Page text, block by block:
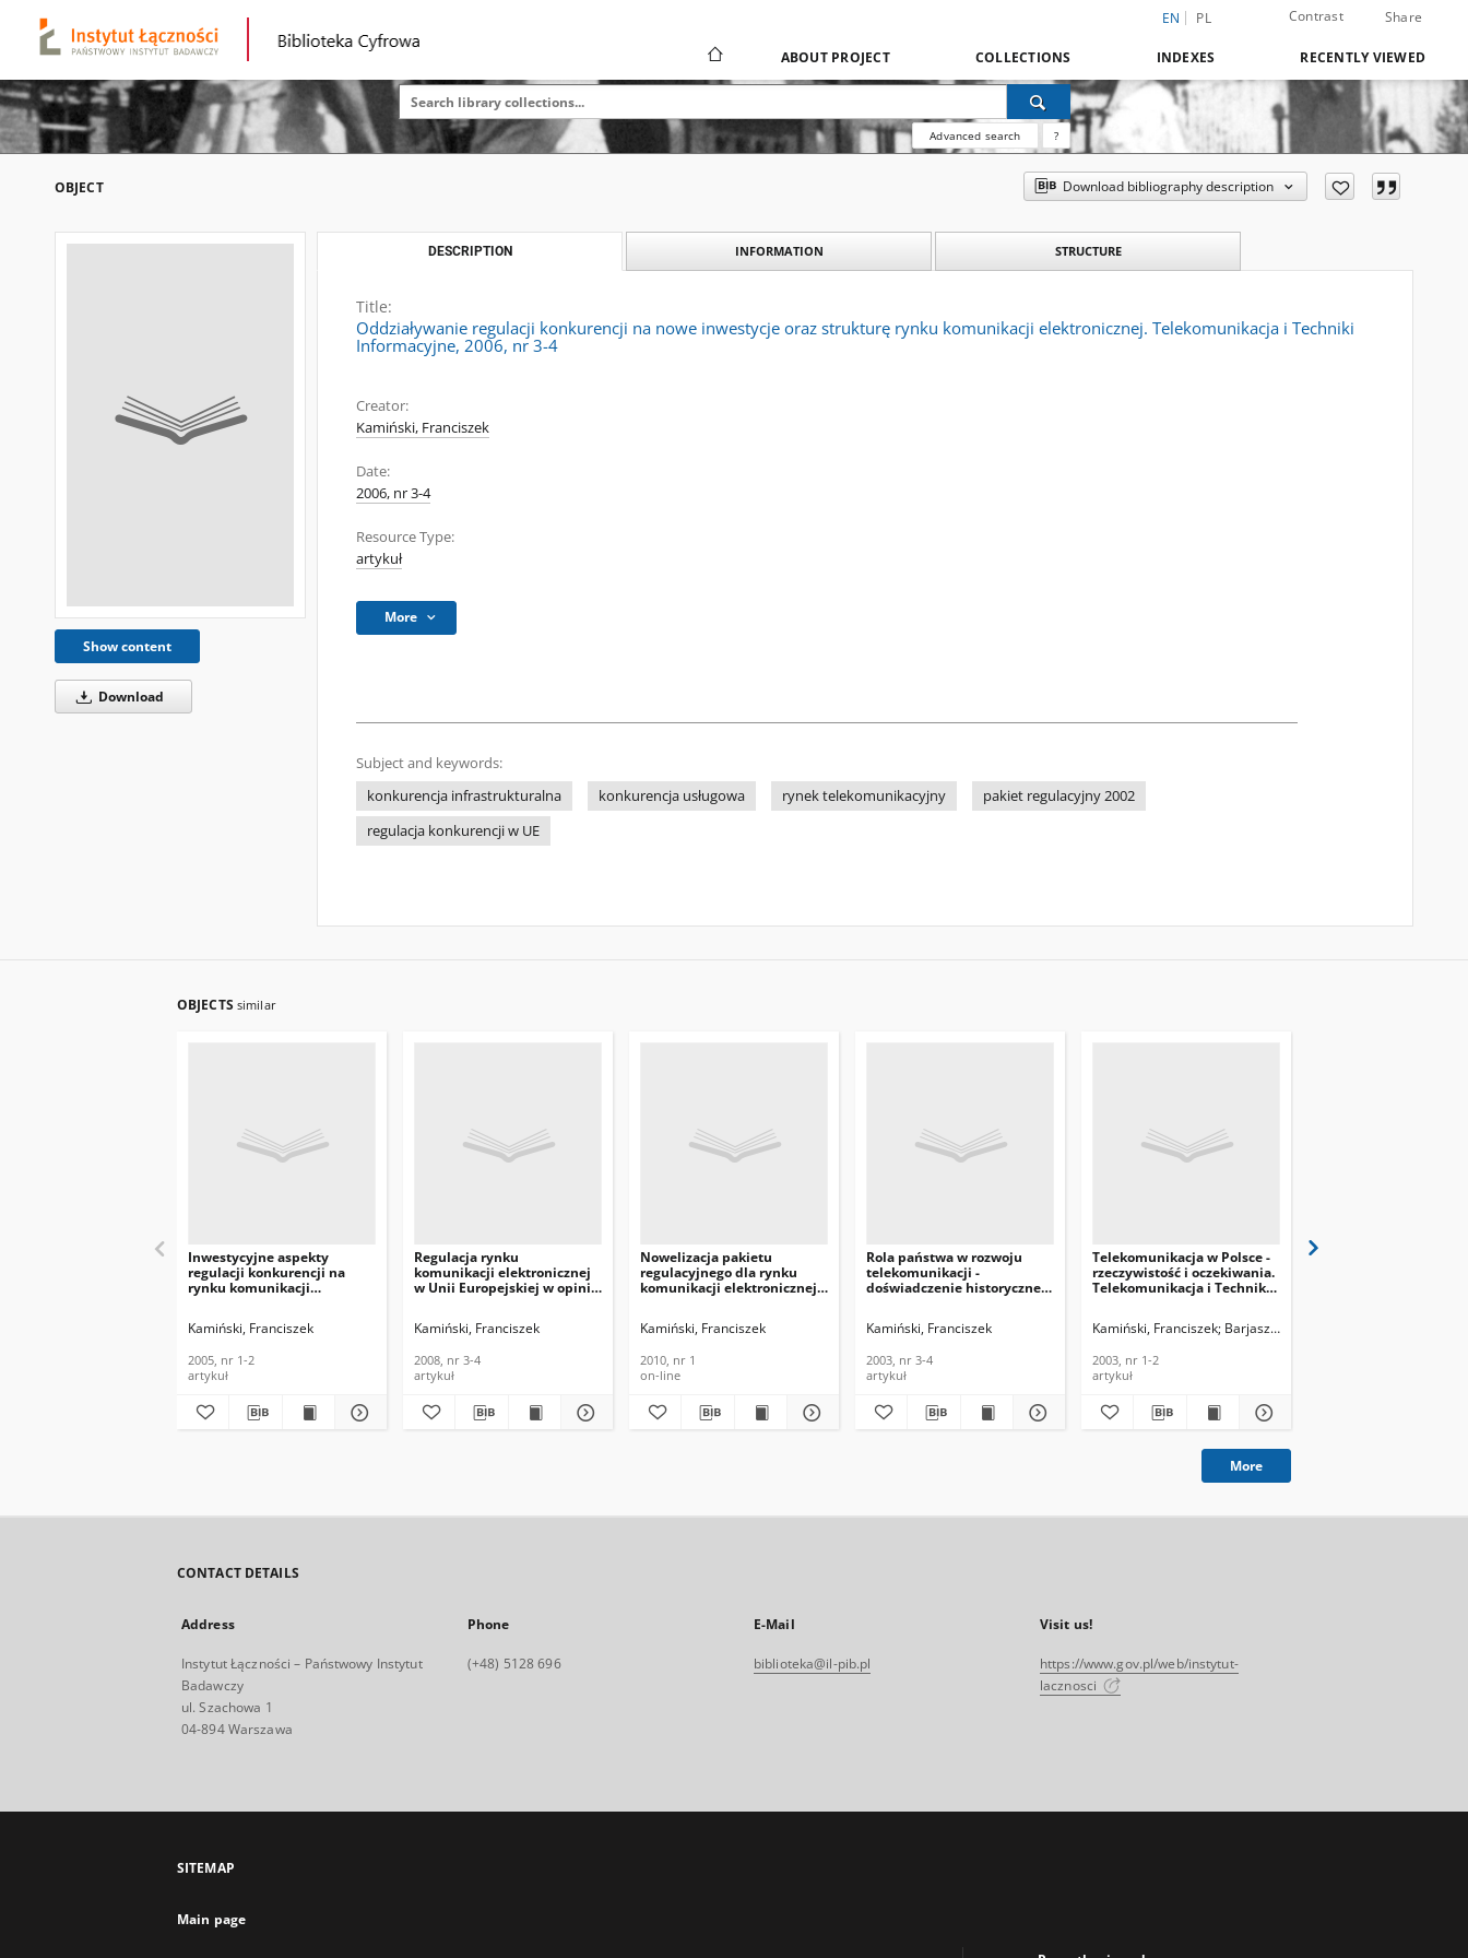
EN PL Contrast Share
ABOUT PROJECT COLLECTIONS INDEXES RECENTLY VIEWED
Advanced search ?
OBJECT Download bibliography description
Show content
Download
DESCRIPTION INFORMATION STRUCTURE
Title:
Oddziaływanie regulacji konkurencji na nowe inwestycje oraz strukturę rynku komunikacji elektronicznej. Telekomunikacja i Techniki
Informacyjne, 2006, nr 3-4
Creator:
Kamiński, Franciszek
Date:
2006, nr 3-4
Resource Type:
artykuł
More
Subject and keywords:
konkurencja infrastrukturalna
konkurencja usługowa rynek telekomunikacyjny
pakiet regulacyjny 2002
regulacja konkurencji w UE
OBJECTS similar
Inwestycyjne aspekty
regulacji konkurencji na
rynku komunikacji
Telekomunikacja i Techniki
Kamiński, Franciszek
2005, nr 1-2
artykuł
Regulacja rynku
komunikacji elektronicznej
w Unii Europejskiej w opinii
Techniki Informacyjne, 2008,
Kamiński, Franciszek
2008, nr 3-4
artykuł
Nowelizacja pakietu
regulacyjnego dla rynku
komunikacji elektronicznej
Biuletyn Informacyjny
1
Kamiński, Franciszek
2010, nr 1
on-line
Rola państwa w rozwoju
telekomunikacji -
doświadczenie historyczne.
Kamiński, Franciszek
2003, nr 3-4
artykuł
Telekomunikacja w Polsce -
rzeczywistość i oczekiwania.
Telekomunikacja i Techniki
Kamiński, Franciszek Barjasz, Włodzimierz
2003, nr 1-2
artykuł
More
CONTACT DETAILS
Address
Instytut Łączności – Państwowy Instytut
Badawczy
ul. Szachowa 1
04-894 Warszawa
Phone
(+48) 5128 696
E-Mail
biblioteka@il-pib.pl
Visit us!
https://www.gov.pl/web/instytut-
lacznosci
SITEMAP
Main page